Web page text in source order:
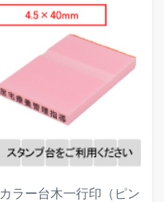
カラー台木一行印（ピン